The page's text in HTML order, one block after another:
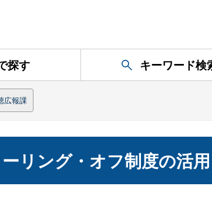
探す キーワード検
広報課
リング・オフ制度の活用